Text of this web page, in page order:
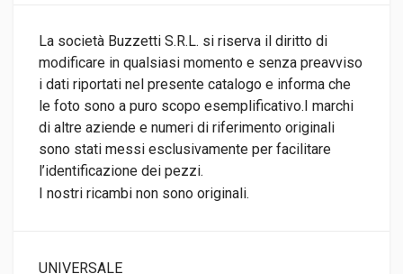
La società Buzzetti S.R.L. si riserva il diritto di
modificare in qualsiasi momento e senza preavviso
i dati riportati nel presente catalogo e informa che
le foto sono a puro scopo esemplificativo.I marchi
di altre aziende e numeri di riferimento originali
sono stati messi esclusivamente per facilitare
l’identificazione dei pezzi.
I nostri ricambi non sono originali.
UNIVERSALE